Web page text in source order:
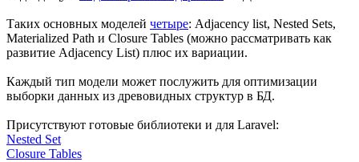
Таких основных моделей четыре: Adjacency list, Nested Sets,
Materialized Path и Closure Tables (можно рассматривать как
развитие Adjacency List) плюс их вариации.
Каждый тип модели может послужить для оптимизации
выборки данных из древовидных структур в БД.
Присутствуют готовые библиотеки и для Laravel:
Nested Set
Closure Tables